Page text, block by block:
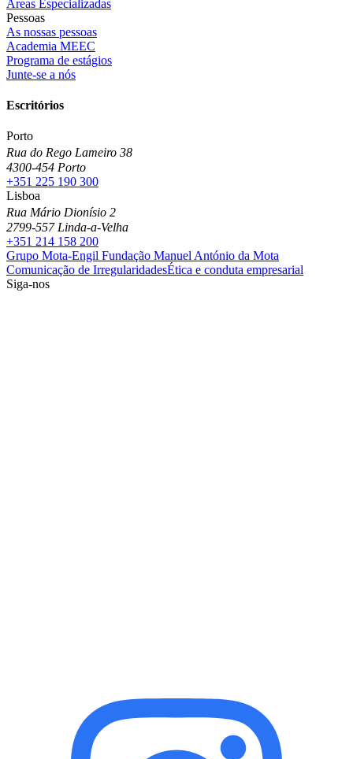
Áreas Especializadas
Pessoas
As nossas pessoas
Academia MEEC
Programa de estágios
Junte-se a nós
Escritórios
Porto
Rua do Rego Lameiro 38
4300-454 Porto
+351 225 190 300
Lisboa
Rua Mário Dionísio 2
2799-557 Linda-a-Velha
+351 214 158 200
Grupo Mota-Engil Fundação Manuel António da Mota
Comunicação de IrregularidadesÉtica e conduta empresarial
Siga-nos